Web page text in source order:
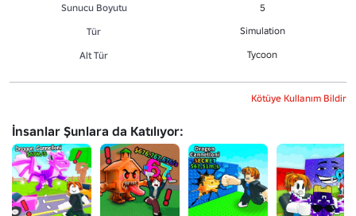
Sunucu Boyutu
5
Tür
Simulation
Alt Tür Tycoon
Kötüye Kullanım Bildir
İnsanlar Şunlara da Katılıyor: